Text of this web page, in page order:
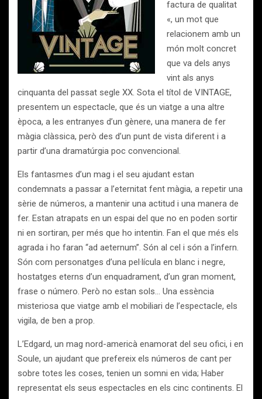
factura de qualitat
«, un mot que
relacionem amb un
món molt concret
que va dels anys
vint als anys
cinquanta del passat segle XX. Sota el títol de VINTAGE,
presentem un espectacle, que és un viatge a una altre
època, a les entranyes d’un gènere, una manera de fer
màgia clàssica, però des d’un punt de vista diferent i a
partir d’una dramatúrgia poc convencional.
Els fantasmes d’un mag i el seu ajudant estan
condemnats a passar a l’eternitat fent màgia, a repetir una
sèrie de números, a mantenir una actitud i una manera de
fer. Estan atrapats en un espai del que no en poden sortir
ni en sortiran, per més que ho intentin. Fan el que més els
agrada i ho faran “ad aeternum”. Són al cel i són a l’infern.
Són com personatges d’una pel·lícula en blanc i negre,
hostatges eterns d’un enquadrament, d’un gran moment,
frase o número. Però no estan sols… Una essència
misteriosa que viatge amb el mobiliari de l’espectacle, els
vigila, de ben a prop.
L’Edgard, un mag nord-americà enamorat del seu ofici, i en
Soule, un ajudant que prefereix els números de cant per
sobre totes les coses, tenien un somni en vida; Haber
representat els seus espectacles en els cinc continents. El